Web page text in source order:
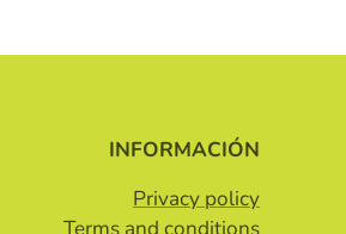
INFORMACIÓN
Privacy policy